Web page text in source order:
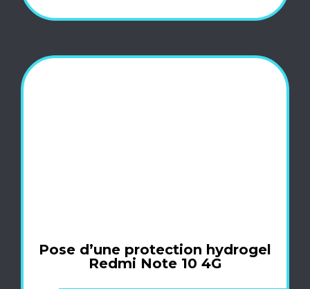
Pose d’une protection hydrogel
Redmi Note 10 4G